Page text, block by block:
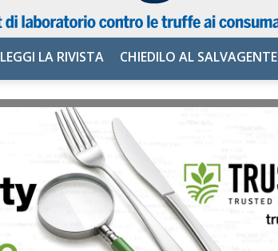
Salvagente
LEGGI LA RIVISTA CHIEDILO AL SALVAGENTE